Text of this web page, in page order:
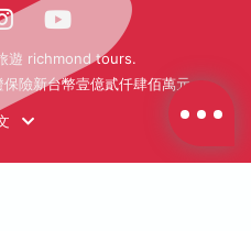
遊 richmond tours.
險新台幣壹億貳仟肆佰萬元